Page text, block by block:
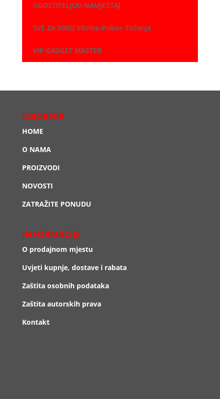
UGOSTITELJSKI NAMJEŠTAJ
SVE ZA VINO Vitrine-Pribor-Točenje
VIP GADGET MASTER
IZBORNIK
HOME
O NAMA
PROIZVODI
NOVOSTI
ZATRAŽITE PONUDU
INFORMACIJE
O prodajnom mjestu
Uvjeti kupnje, dostave i rabata
Zaštita osobnih podataka
Zaštita autorskih prava
Kontakt